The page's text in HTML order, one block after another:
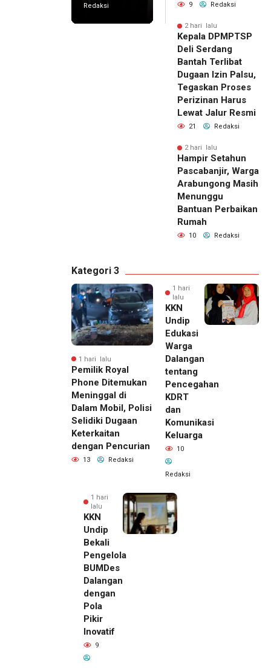
Redaksi
9 Redaksi
2 hari lalu
Kepala DPMPTSP
Deli Serdang
Bantah Terlibat
Dugaan Izin Palsu,
Tegaskan Proses
Perizinan Harus
Lewat Jalur Resmi
21 Redaksi
2 hari lalu
Hampir Setahun
Pascabanjir, Warga
Arabungong Masih
Menunggu
Bantuan Perbaikan
Rumah
10 Redaksi
Kategori 3
1 hari lalu
Pemilik Royal
Phone Ditemukan
Meninggal di
Dalam Mobil, Polisi
Selidiki Dugaan
Keterkaitan
dengan Pencurian
13 Redaksi
1 hari
lalu
KKN
Undip
Edukasi
Warga
Dalangan
tentang
Pencegahan
KDRT
dan
Komunikasi
Keluarga
10
Redaksi
1 hari
lalu
KKN
Undip
Bekali
Pengelola
BUMDes
Dalangan
dengan
Pola
Pikir
Inovatif
9